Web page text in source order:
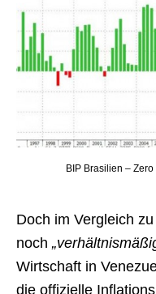
BIP Brasilien –
Doch im Vergleich
noch
Wirtschaft in
die offizielle